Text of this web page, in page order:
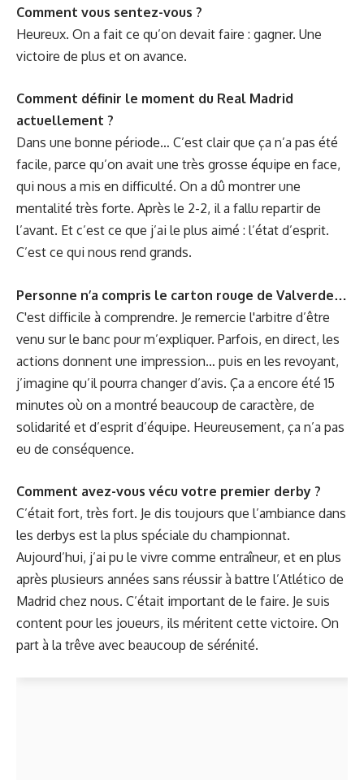
Comment vous sentez-vous ?
Heureux. On a fait ce qu’on devait faire : gagner. Une
victoire de plus et on avance.
Comment définir le moment du Real Madrid
actuellement ?
Dans une bonne période… C’est clair que ça n’a pas été
facile, parce qu’on avait une très grosse équipe en face,
qui nous a mis en difficulté. On a dû montrer une
mentalité très forte. Après le 2-2, il a fallu repartir de
l’avant. Et c’est ce que j’ai le plus aimé : l’état d’esprit.
C’est ce qui nous rend grands.
Personne n’a compris le carton rouge de Valverde…
C'est difficile à comprendre. Je remercie l'arbitre d’être
venu sur le banc pour m’expliquer. Parfois, en direct, les
actions donnent une impression… puis en les revoyant,
j’imagine qu’il pourra changer d’avis. Ça a encore été 15
minutes où on a montré beaucoup de caractère, de
solidarité et d’esprit d’équipe. Heureusement, ça n’a pas
eu de conséquence.
Comment avez-vous vécu votre premier derby ?
C’était fort, très fort. Je dis toujours que l’ambiance dans
les derbys est la plus spéciale du championnat.
Aujourd’hui, j’ai pu le vivre comme entraîneur, et en plus
après plusieurs années sans réussir à battre l’Atlético de
Madrid chez nous. C’était important de le faire. Je suis
content pour les joueurs, ils méritent cette victoire. On
part à la trêve avec beaucoup de sérénité.